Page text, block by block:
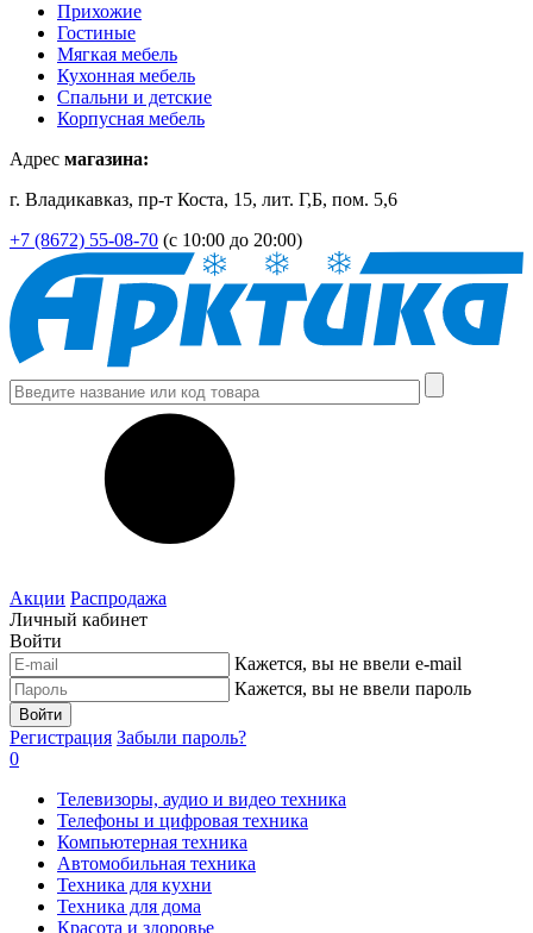
Прихожие
Гостиные
Мягкая мебель
Кухонная мебель
Спальни и детские
Корпусная мебель
Адрес магазина:
г. Владикавказ, пр-т Коста, 15, лит. Г,Б, пом. 5,6
+7 (8672) 55-08-70 (с 10:00 до 20:00)
Акции Распродажа
Личный кабинет
Войти
Кажется, вы не ввели e-mail
Кажется, вы не ввели пароль
Войти
Регистрация Забыли пароль?
0
Телевизоры, аудио и видео техника
Телефоны и цифровая техника
Компьютерная техника
Автомобильная техника
Техника для кухни
Техника для дома
Красота и здоровье